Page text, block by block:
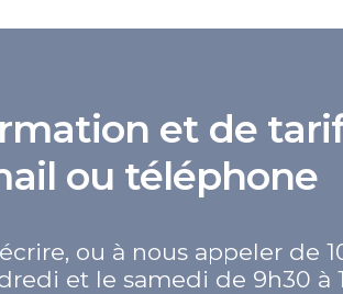
et de
ou téléphone
ou à nous appeler de
et le samedi de 9h30 à